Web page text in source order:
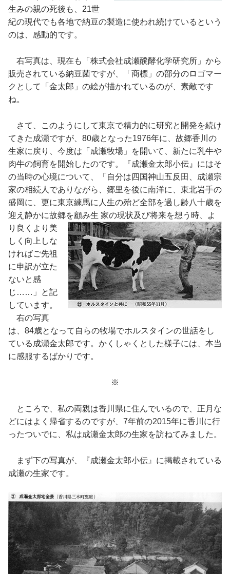
生みの親の死後も、21世
紀の現代でも各地で納豆の製造に使われ続けているという
のは、感動的です。
右写真は、現在も「株式会社成瀬醗酵化学研究所」から
販売されている納豆菌ですが、「商標」の部分のロゴマー
クとして「金太郎」の絵が描かれているのが、素敵です
ね。
さて、このようにして東京で精力的に研究と開発を続け
てきた成瀬ですが、80歳となった1976年に、故郷香川の
生家に戻り、今度は「成瀬牧場」を開いて、新たに乳牛や
肉牛の飼育を開始したのです。『成瀬金太郎小伝』にはそ
の当時の心境について、「自分は四国神山五反田、成瀬宗
家の相続人でありながら、郷里を後に南洋に、東北岩手の
盛岡に、更に東京練馬に人生の殆ど全部を過し齢八十歳を
迎え静かに故郷を顧み生 家の現状及び将来を想う時、よ
り良くより美
しく向上しな
ければご先祖
に申訳が立た
ないと感
じ……」と記
しています。
右の写真
は、84歳となって自らの牧場でホルスタインの世話をし
ている成瀬金太郎です。かくしゃくとした様子には、本当
に感服するばかりです。
※
ところで、私の両親は香川県に住んでいるので、正月な
どにはよく帰省するのですが、7年前の2015年に香川に行
ったついでに、私は成瀬金太郎の生家を訪ねてみました。
まず下の写真が、『成瀬金太郎小伝』に掲載されている
成瀬の生家です。